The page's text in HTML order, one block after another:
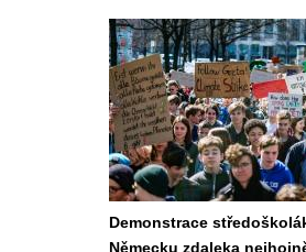
Demonstrace
Německu zdaleka